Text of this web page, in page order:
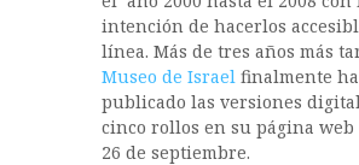
intención de hacerlos
línea. Más de tres años más
Museo de Israel finalmente ha
publicado las versiones
cinco rollos en su página
26 de septiembre.